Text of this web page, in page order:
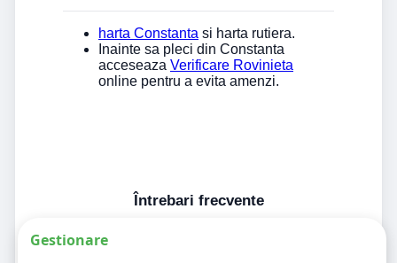
harta Constanta si harta rutiera.
Inainte sa pleci din Constanta
acceseaza Verificare Rovinieta
online pentru a evita amenzi.
Întrebari frecvente
Gestionare